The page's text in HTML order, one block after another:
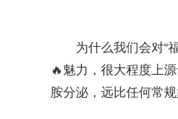
为什么我们会对“
🔥魅力，很大程度上
胺分泌，远比任何常